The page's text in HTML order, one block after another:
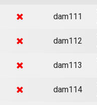
dam111
dam112
dam113
dam114